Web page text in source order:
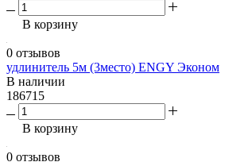
В корзину
0 отзывов
удлинитель 5м (3место) ENGY Эконом
В наличии
186715
В корзину
0 отзывов